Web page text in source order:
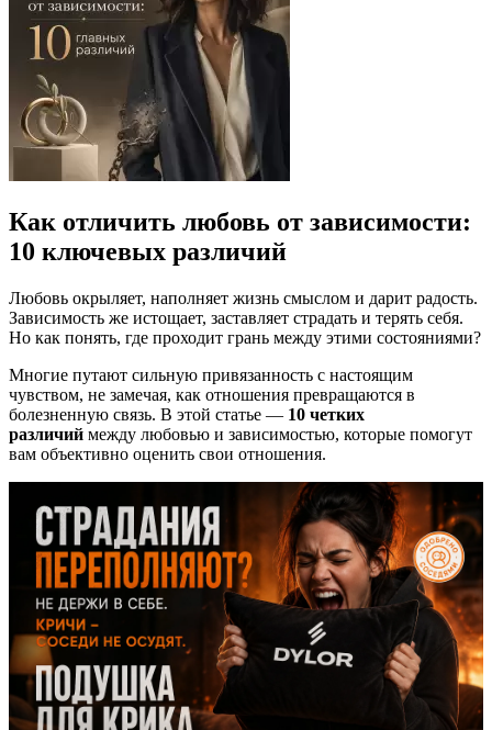
Как отличить любовь от зависимости:
10 ключевых различий
Любовь окрыляет, наполняет жизнь смыслом и дарит радость.
Зависимость же истощает, заставляет страдать и терять себя.
Но как понять, где проходит грань между этими состояниями?
Многие путают сильную привязанность с настоящим
чувством, не замечая, как отношения превращаются в
болезненную связь. В этой статье — 10 четких
различий между любовью и зависимостью, которые помогут
вам объективно оценить свои отношения.